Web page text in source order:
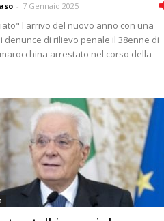
- 7 Gennaio 2025
l'arrivo del nuovo anno con una
denunce di rilievo penale il 38enne di
arrestato nel corso della